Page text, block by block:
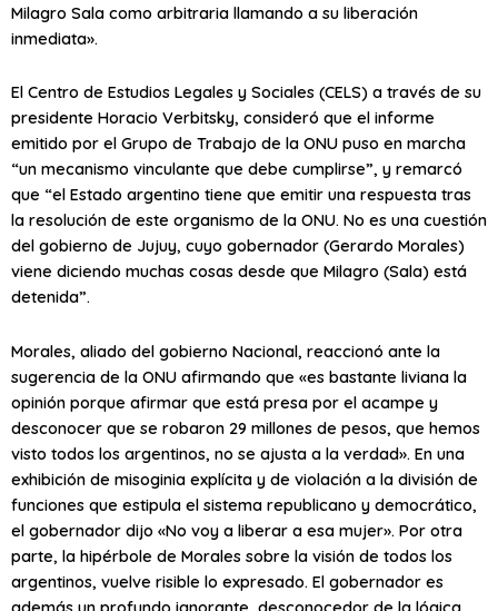
Milagro Sala como arbitraria llamando a su liberación
inmediata».
El Centro de Estudios Legales y Sociales (CELS) a través de su
presidente Horacio Verbitsky, consideró que el informe
emitido por el Grupo de Trabajo de la ONU puso en marcha
“un mecanismo vinculante que debe cumplirse”, y remarcó
que “el Estado argentino tiene que emitir una respuesta tras
la resolución de este organismo de la ONU. No es una cuestión
del gobierno de Jujuy, cuyo gobernador (Gerardo Morales)
viene diciendo muchas cosas desde que Milagro (Sala) está
detenida”.
Morales, aliado del gobierno Nacional, reaccionó ante la
sugerencia de la ONU afirmando que «es bastante liviana la
opinión porque afirmar que está presa por el acampe y
desconocer que se robaron 29 millones de pesos, que hemos
visto todos los argentinos, no se ajusta a la verdad». En una
exhibición de misoginia explícita y de violación a la división de
funciones que estipula el sistema republicano y democrático,
el gobernador dijo «No voy a liberar a esa mujer». Por otra
parte, la hipérbole de Morales sobre la visión de todos los
argentinos, vuelve risible lo expresado. El gobernador es